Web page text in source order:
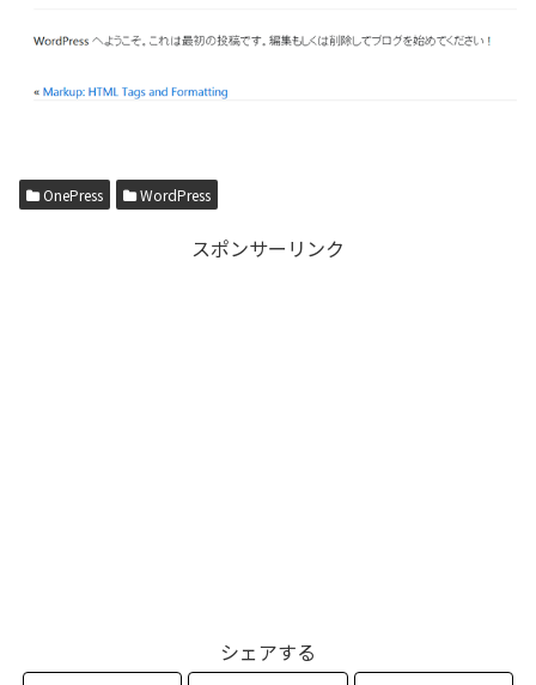
OnePress WordPress
スポンサーリンク
シェアする